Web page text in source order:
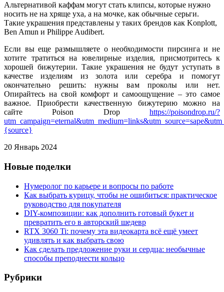
Альтернативой каффам могут стать клипсы, которые нужно
носить не на хряще уха, а на мочке, как обычные серьги.
Такие украшения представлены у таких брендов как Konplott,
Ben Amun и Philippe Audibert.
Если вы еще размышляете о необходимости пирсинга и не
хотите тратиться на ювелирные изделия, присмотритесь к
хорошей бижутерии. Такие украшения не будут уступать в
качестве изделиям из золота или серебра и помогут
окончательно решить: нужны вам проколы или нет.
Опирайтесь на свой комфорт и самоощущение – это самое
важное. Приобрести качественную бижутерию можно на
сайте Poison Drop https://poisondrop.ru/?
{source}
20 Январь 2024
Новые поделки
Нумеролог по карьере и вопросы по работе
Как выбрать курицу, чтобы не ошибиться: практическое
руководство для покупателя
DIY-композиции: как дополнить готовый букет и
превратить его в авторский шедевр
RTX 3060 Ti: почему эта видеокарта всё ещё умеет
удивлять и как выбрать свою
Как сделать предложение руки и сердца: необычные
способы преподнести кольцо
Рубрики